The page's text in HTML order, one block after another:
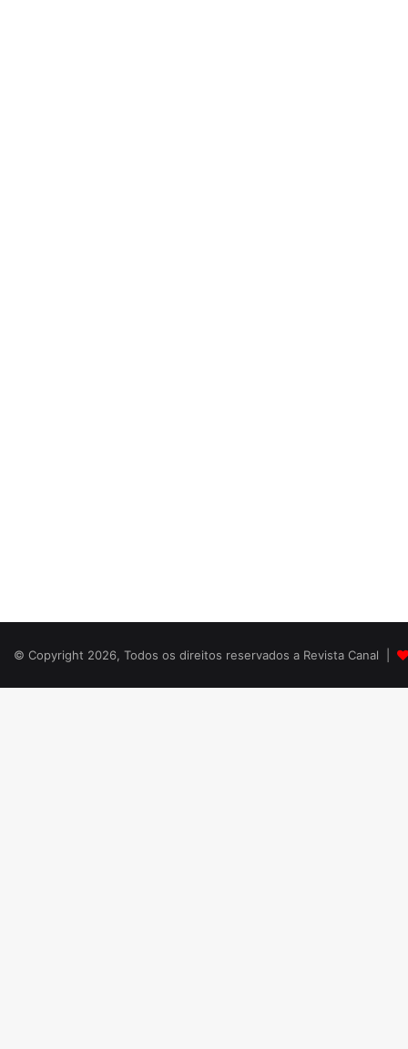
© Copyright 2026, Todos os direitos reservados a Revista Canal |